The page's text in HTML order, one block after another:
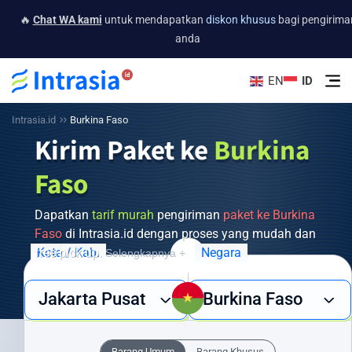
🔥 Chat WA kami untuk mendapatkan diskon khususbagi
anda
EN ID
Intrasia.id Burkina Faso
Kirim Paket ke Burkina
Faso
Dapatkan tarif murah pengiriman paket ke Burkina
Fasodi Intrasia.id dengan proses yang mudah dan
free pick up. Selengkapnya +
Butuh layanan pengiriman barang ke Burkina Faso yang cepat,
aman, dan ekonomis? Intrasia.id hadir sebagai solusi terpercaya
jaringan global yang luas dan pengalaman bertahun-tahun, kami
Kota / Kab.
Jakarta Pusat
Negara
Burkina Faso